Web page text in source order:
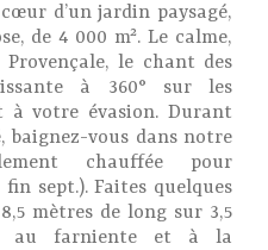
d’un jardin paysagé,
de 4 000 m². Le calme,
le chant des
à 360° sur les
à votre évasion. Durant
baignez-vous dans notre
chauffée pour
sept.). Faites quelques
mètres de long sur 3,5
au farniente et à la